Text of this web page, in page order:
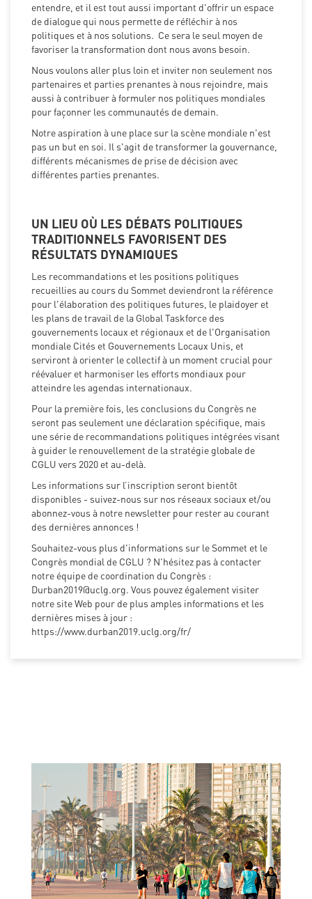
entendre, et il est tout aussi important d'offrir un espace
de dialogue qui nous permette de réfléchir à nos
politiques et à nos solutions. Ce sera le seul moyen de
favoriser la transformation dont nous avons besoin.
Nous voulons aller plus loin et inviter non seulement nos
partenaires et parties prenantes à nous rejoindre, mais
aussi à contribuer à formuler nos politiques mondiales
pour façonner les communautés de demain.
Notre aspiration à une place sur la scène mondiale n'est
pas un but en soi. Il s'agit de transformer la gouvernance,
différents mécanismes de prise de décision avec
différentes parties prenantes.
UN LIEU OÙ LES DÉBATS POLITIQUES
TRADITIONNELS FAVORISENT DES
RÉSULTATS DYNAMIQUES
Les recommandations et les positions politiques
recueillies au cours du Sommet deviendront la référence
pour l'élaboration des politiques futures, le plaidoyer et
les plans de travail de la Global Taskforce des
gouvernements locaux et régionaux et de l'Organisation
mondiale Cités et Gouvernements Locaux Unis, et
serviront à orienter le collectif à un moment crucial pour
réévaluer et harmoniser les efforts mondiaux pour
atteindre les agendas internationaux.
Pour la première fois, les conclusions du Congrès ne
seront pas seulement une déclaration spécifique, mais
une série de recommandations politiques intégrées visant
à guider le renouvellement de la stratégie globale de
CGLU vers 2020 et au-delà.
Les informations sur l’inscription seront bientôt
disponibles - suivez-nous sur nos réseaux sociaux et/ou
abonnez-vous à notre newsletter pour rester au courant
des dernières annonces !
Souhaitez-vous plus d'informations sur le Sommet et le
Congrès mondial de CGLU ? N'hésitez pas à contacter
notre équipe de coordination du Congrès :
Durban2019@uclg.org. Vous pouvez également visiter
notre site Web pour de plus amples informations et les
dernières mises à jour :
https://www.durban2019.uclg.org/fr/